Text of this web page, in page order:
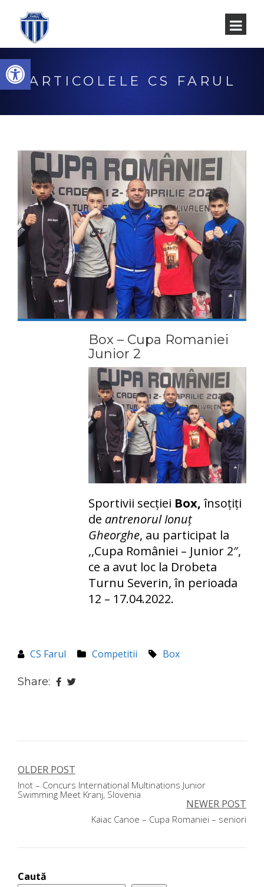
Deschide bara de unelte
ARTICOLELE CS FARUL
Box – Cupa Romaniei
Junior 2
Sportivii secției Box,însoțiți
de antrenorul Ionuț
Gheorghe, au participat la
,,Cupa României – Junior 2″,
ce a avut loc la Drobeta
Turnu Severin, în perioada
12 – 17.04.2022.
CS Farul Competitii Box
Share:
Navigare
în
OLDER POST
Inot – Concurs International Multinations Junior
Swimming Meet Kranj, Slovenia
NEWER POST
Kaiac Canoe – Cupa Romaniei – seniori
Caută